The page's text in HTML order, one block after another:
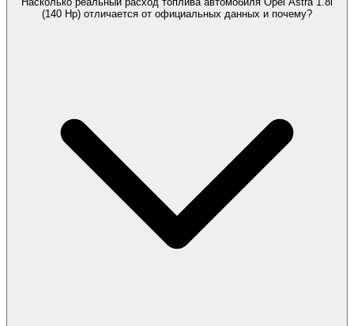
(140 Hp) отличается от официальных данных и почему?